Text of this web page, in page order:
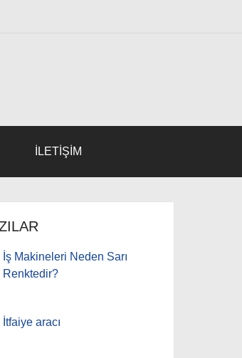
İLETİŞİM
İş Makineleri Neden Sarı
Renktedir?
İtfaiye aracı